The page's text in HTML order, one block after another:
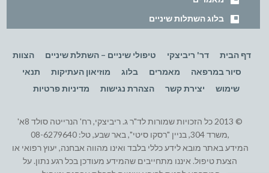
בלוג השתלות שיניים
דף הבית דר' ריביצקי טיפולי שיניים – השתלת שיניים
הצוות
סיור במרפאה
מאמרים בלוג מוזיאון העתיקות
תנאי
שימוש
יצירת קשר הצהרת נגישות מדיניות פרטיות
© 2013 כל הזכויות שמורות לד"ר ג. ריביצקי, רח' הנרייטה סולד 8א'
,משרד 304, בניין "רסקו סיטי", באר שבע, טל: 08-6279640
המידע באתר מובא לידע כללי בלבד ואינו מהווה אבחנה, יעוץ רפואי או
הצעת טיפול. איננו מתחייבים שהמידע מעודכן בכל רגע נתון. על